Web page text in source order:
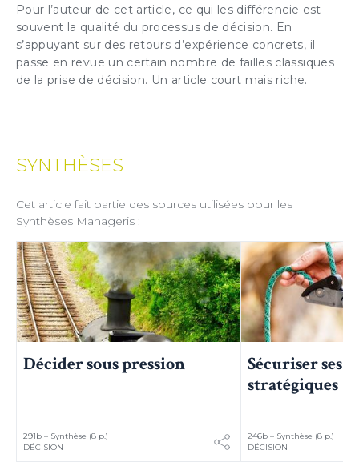
Pour l’auteur de cet article, ce qui les différencie est
souvent la qualité du processus de décision. En
s’appuyant sur des retours d’expérience concrets, il
passe en revue un certain nombre de failles classiques
de la prise de décision. Un article court mais riche.
SYNTHÈSES
Cet article fait partie des sources utilisées pour les
Synthèses Manageris :
Décider sous pression
291b – Synthèse (8 p.)
DÉCISION
Sécuriser ses
stratégiques
246b – Synthèse (8 p.)
DÉCISION
JE DÉCOUVRE